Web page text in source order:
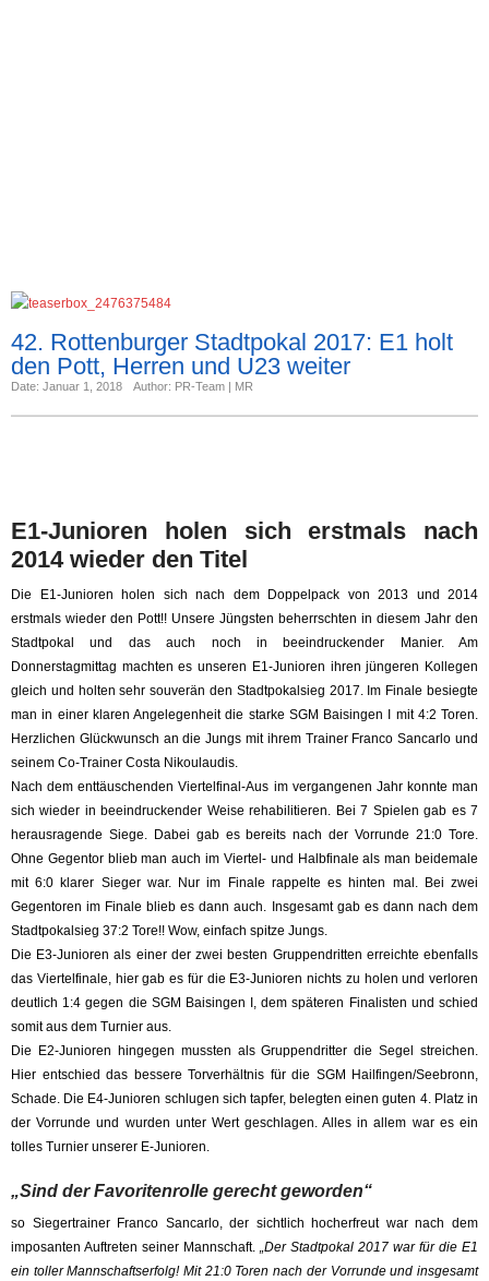
42. Rottenburger Stadtpokal 2017: E1 holt
den Pott, Herren und U23 weiter
Date: Januar 1, 2018 Author: PR-Team | MR
E1-Junioren holen sich erstmals nach
2014 wieder den Titel
Die E1-Junioren holen sich nach dem Doppelpack von 2013 und 2014
erstmals wieder den Pott!! Unsere Jüngsten beherrschten in diesem Jahr den
Stadtpokal und das auch noch in beeindruckender Manier. Am
Donnerstagmittag machten es unseren E1-Junioren ihren jüngeren Kollegen
gleich und holten sehr souverän den Stadtpokalsieg 2017. Im Finale besiegte
man in einer klaren Angelegenheit die starke SGM Baisingen I mit 4:2 Toren.
Herzlichen Glückwunsch an die Jungs mit ihrem Trainer Franco Sancarlo und
seinem Co-Trainer Costa Nikoulaudis.
Nach dem enttäuschenden Viertelfinal-Aus im vergangenen Jahr konnte man
sich wieder in beeindruckender Weise rehabilitieren. Bei 7 Spielen gab es 7
herausragende Siege. Dabei gab es bereits nach der Vorrunde 21:0 Tore.
Ohne Gegentor blieb man auch im Viertel- und Halbfinale als man beidemale
mit 6:0 klarer Sieger war. Nur im Finale rappelte es hinten mal. Bei zwei
Gegentoren im Finale blieb es dann auch. Insgesamt gab es dann nach dem
Stadtpokalsieg 37:2 Tore!! Wow, einfach spitze Jungs.
Die E3-Junioren als einer der zwei besten Gruppendritten erreichte ebenfalls
das Viertelfinale, hier gab es für die E3-Junioren nichts zu holen und verloren
deutlich 1:4 gegen die SGM Baisingen I, dem späteren Finalisten und schied
somit aus dem Turnier aus.
Die E2-Junioren hingegen mussten als Gruppendritter die Segel streichen.
Hier entschied das bessere Torverhältnis für die SGM Hailfingen/Seebronn,
Schade. Die E4-Junioren schlugen sich tapfer, belegten einen guten 4. Platz in
der Vorrunde und wurden unter Wert geschlagen. Alles in allem war es ein
tolles Turnier unserer E-Junioren.
„Sind der Favoritenrolle gerecht geworden“
so Siegertrainer Franco Sancarlo, der sichtlich hocherfreut war nach dem
imposanten Auftreten seiner Mannschaft. „Der Stadtpokal 2017 war für die E1
ein toller Mannschaftserfolg! Mit 21:0 Toren nach der Vorrunde und insgesamt